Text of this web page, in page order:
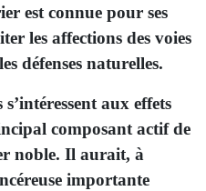
est connue pour ses
les affections des voies
défenses naturelles.
aux effets
composant actif de
noble. Il aurait, à
importante